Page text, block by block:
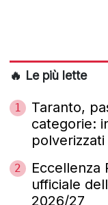
🔥 Le più lette
1
Taranto,
categorie:
2
Eccellenza
ufficiale
2026/27